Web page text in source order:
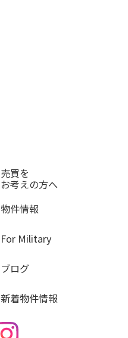
売買を
お考えの方へ
物件情報
For Military
ブログ
新着物件情報